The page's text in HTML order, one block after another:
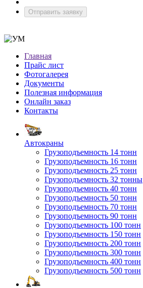
Отправить заявку
Главная
Прайс лист
Фотогалерея
Документы
Полезная информация
Онлайн заказ
Контакты
Автокраны
Грузоподъемность 14 тонн
Грузоподъемность 16 тонн
Грузоподъемность 25 тонн
Грузоподъемность 32 тонны
Грузоподъемность 40 тонн
Грузоподъемность 50 тонн
Грузоподъемность 70 тонн
Грузоподъемность 90 тонн
Грузоподъемность 100 тонн
Грузоподъемность 150 тонн
Грузоподъемность 200 тонн
Грузоподъемность 300 тонн
Грузоподъемность 400 тонн
Грузоподъемность 500 тонн